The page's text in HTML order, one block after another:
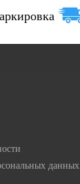
данных